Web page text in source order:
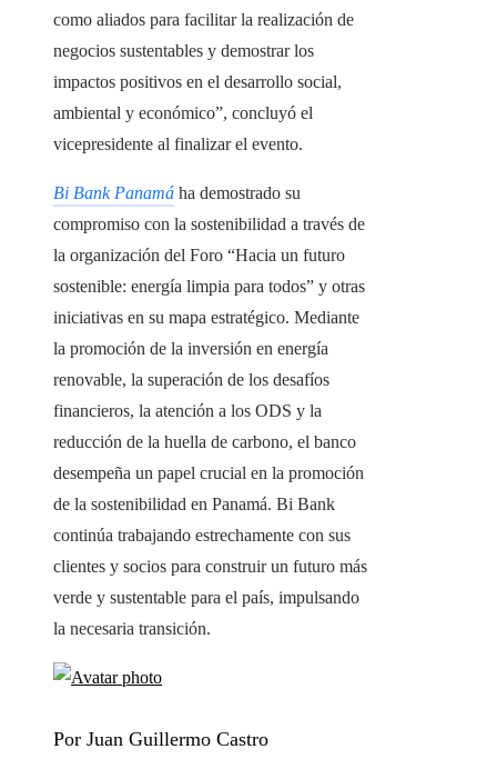
como aliados para facilitar la realización de
negocios sustentables y demostrar los
impactos positivos en el desarrollo social,
ambiental y económico”, concluyó el
vicepresidente al finalizar el evento.
Bi Bank Panamá ha demostrado su
compromiso con la sostenibilidad a través de
la organización del Foro “Hacia un futuro
sostenible: energía limpia para todos” y otras
iniciativas en su mapa estratégico. Mediante
la promoción de la inversión en energía
renovable, la superación de los desafíos
financieros, la atención a los ODS y la
reducción de la huella de carbono, el banco
desempeña un papel crucial en la promoción
de la sostenibilidad en Panamá. Bi Bank
continúa trabajando estrechamente con sus
clientes y socios para construir un futuro más
verde y sustentable para el país, impulsando
la necesaria transición.
Por Juan Guillermo Castro